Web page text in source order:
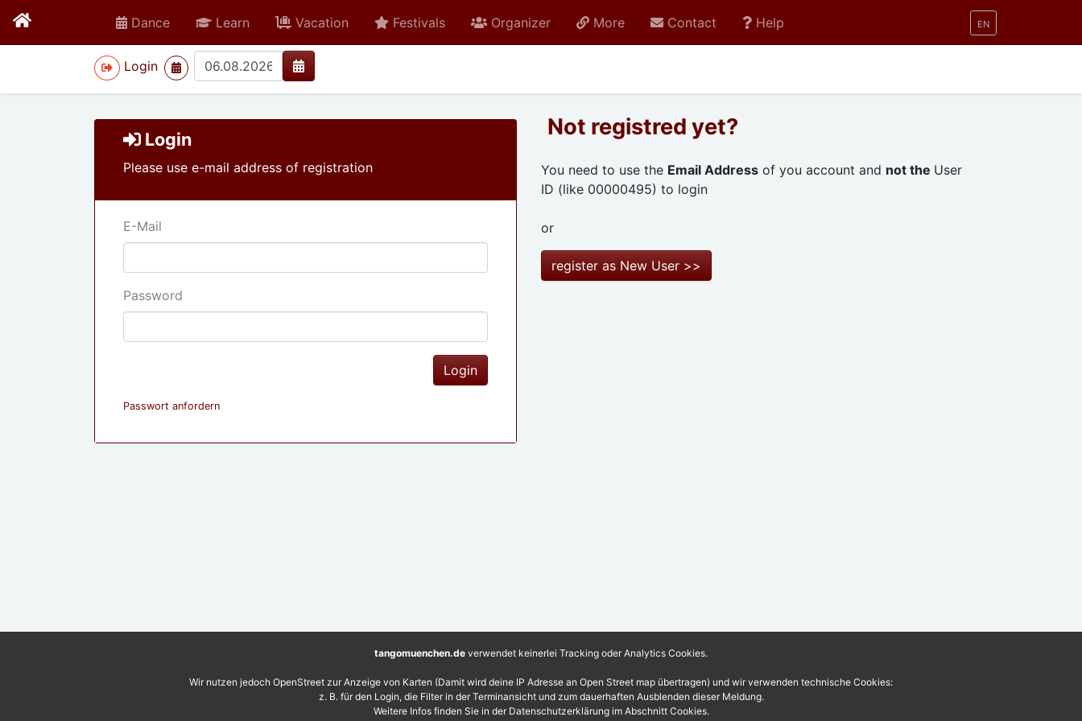
Dance Learn Vacation Festivals Organizer More Contact Help EN
Login
>
Login
Please use e-mail address of registration
E-Mail
Password
Passwort anfordern
Not registred yet?
You need to use the Email Address of you account and not the User
ID (like 00000495) to login
or
register as New User >>
tangomuenchen.de verwendet keinerlei Tracking oder Analytics Cookies.
Wir nutzen jedoch OpenStreet zur Anzeige von Karten (Damit wird deine IP Adresse an Open Street map übertragen) und wir verwenden technische Cookies:
z. B. für den Login, die Filter in der Terminansicht und zum dauerhaften Ausblenden dieser Meldung.
Weitere Infos finden Sie in der Datenschutzerklärung im Abschnitt Cookies.